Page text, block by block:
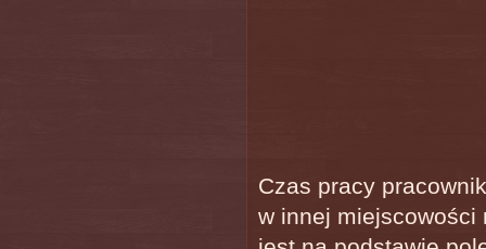
Czas pracy
w innej miejscowości